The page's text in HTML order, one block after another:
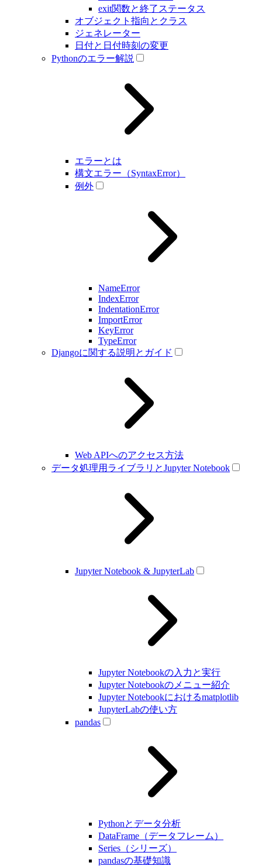
exit関数と終了ステータス
オブジェクト指向とクラス
ジェネレーター
日付と日付時刻の変更
Pythonのエラー解説
エラーとは
構文エラー（SyntaxError）
例外
NameError
IndexError
IndentationError
ImportError
KeyError
TypeError
Djangoに関する説明とガイド
Web APIへのアクセス方法
データ処理用ライブラリとJupyter Notebook
Jupyter Notebook & JupyterLab
Jupyter Notebookの入力と実行
Jupyter Notebookのメニュー紹介
Jupyter Notebookにおけるmatplotlib
JupyterLabの使い方
pandas
Pythonとデータ分析
DataFrame（データフレーム）
Series（シリーズ）
pandasの基礎知識